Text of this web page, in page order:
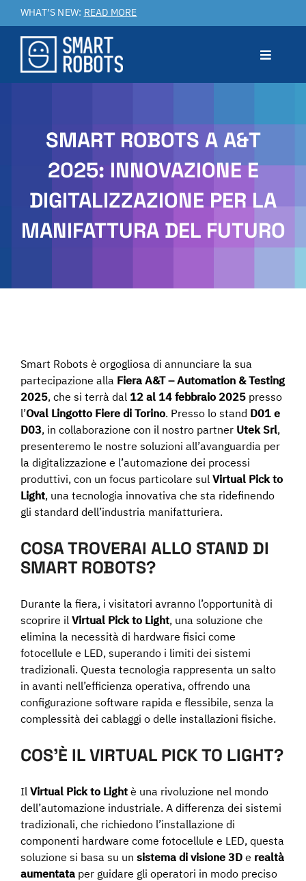
Salta
al
contenuto
WHAT’S NEW:READ MORE
Toggle
Applicazioni
Benefici
Service & Customer Care
Case Studies
Contatti
Careers
Chi siamo
News
English
SMART ROBOTS A A&T
2025: INNOVAZIONE E
DIGITALIZZAZIONE PER LA
MANIFATTURA DEL FUTURO
Smart Robots è orgogliosa di annunciare la sua
partecipazione alla Fiera A&T – Automation & Testing
2025, che si terrà dal12 al 14 febbraio 2025presso
l’Oval Lingotto Fiere di Torino. Presso lo stand D01 e
D03, in collaborazione con il nostro partnerUtek Srl,
presenteremo le nostre soluzioni all’avanguardia per
la digitalizzazione e l’automazione dei processi
produttivi, con un focus particolare sulVirtual Pick to
Light, una tecnologia innovativa che sta ridefinendo
gli standard dell’industria manifatturiera.
COSA TROVERAI ALLO STAND DI
SMART ROBOTS?
Durante la fiera, i visitatori avranno l’opportunità di
scoprire ilVirtual Pick to Light, una soluzione che
elimina la necessità di hardware fisici come
fotocellule e LED, superando i limiti dei sistemi
tradizionali. Questa tecnologia rappresenta un salto
in avanti nell’efficienza operativa, offrendo una
configurazione software rapida e flessibile, senza la
complessità dei cablaggi o delle installazioni fisiche.
COS’È IL VIRTUAL PICK TO LIGHT?
IlVirtual Pick to Lightè una rivoluzione nel mondo
dell’automazione industriale. A differenza dei sistemi
tradizionali, che richiedono l’installazione di
componenti hardware come fotocellule e LED, questa
soluzione si basa su unsistema di visione 3De realtà
aumentataper guidare gli operatori in modo preciso